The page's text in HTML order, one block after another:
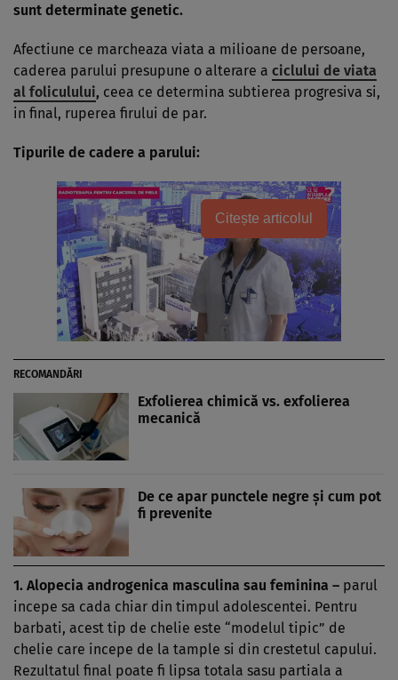
sunt determinate genetic.
Afectiune ce marcheaza viata a milioane de persoane,
caderea parului presupune o alterare a ciclului de viata
al foliculului, ceea ce determina subtierea progresiva si,
in final, ruperea firului de par.
Tipurile de cadere a parului:
Citește articolul
RECOMANDĂRI
Exfolierea chimică vs. exfolierea
mecanică
De ce apar punctele negre și cum pot
fi prevenite
1. Alopecia androgenica masculina sau feminina – parul
incepe sa cada chiar din timpul adolescentei. Pentru
barbati, acest tip de chelie este “modelul tipic” de
chelie care incepe de la tample si din crestetul capului.
Rezultatul final poate fi lipsa totala sasu partiala a